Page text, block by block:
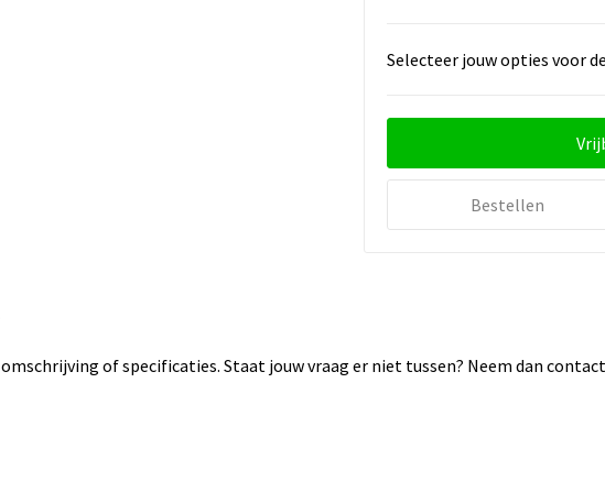
Selecteer jouw opties voor
Bestellen
of specificaties. Staat jouw vraag er niet tussen? Neem dan